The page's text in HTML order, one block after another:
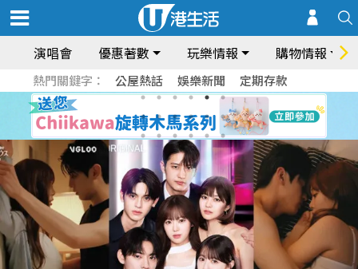
演唱會 優惠著數 玩樂情報 購物情報
熱門關鍵字： 公屋熱話 娛樂新聞 定期存款